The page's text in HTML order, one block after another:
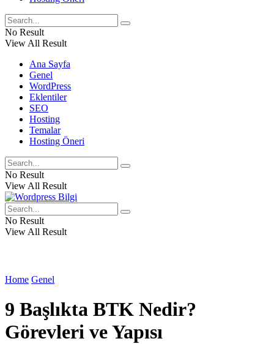
No Result
View All Result
Ana Sayfa
Genel
WordPress
Eklentiler
SEO
Hosting
Temalar
Hosting Öneri
No Result
View All Result
No Result
View All Result
Home Genel
9 Başlıkta BTK Nedir?
Görevleri ve Yapısı